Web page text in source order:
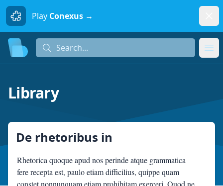
Play Conexus →
Search...
Library
De rhetoribus in
Rhetorica quoque apud nos perinde atque grammatica
fere recepta est, paulo etiam difficilius, quippe quam
constet nonnunquam etiam prohibitam exerceri. Quod ne